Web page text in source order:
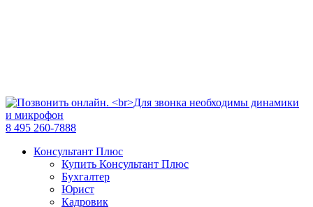
8 495 260-7888
Консультант Плюс
Купить Консультант Плюс
Бухгалтер
Юрист
Кадровик